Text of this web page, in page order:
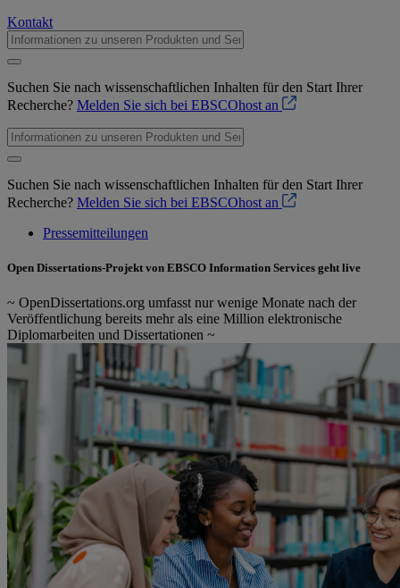
Kontakt
Suchen Sie nach wissenschaftlichen Inhalten für den Start Ihrer
Recherche? Melden Sie sich bei EBSCOhost an
Suchen Sie nach wissenschaftlichen Inhalten für den Start Ihrer
Recherche? Melden Sie sich bei EBSCOhost an
Pressemitteilungen
Open Dissertations-Projekt von EBSCO Information Services geht live
~ OpenDissertations.org umfasst nur wenige Monate nach der
Veröffentlichung bereits mehr als eine Million elektronische
Diplomarbeiten und Dissertationen ~